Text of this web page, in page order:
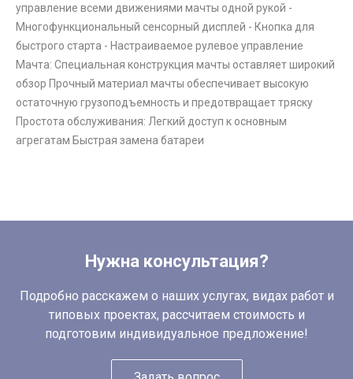
управление всеми движениями мачты одной рукой -
Многофункциональный сенсорный дисплей - Кнопка для
быстрого старта - Настраиваемое рулевое управление
Мачта: Специальная конструкция мачты оставляет широкий
обзор Прочный материал мачты обеспечивает высокую
остаточную грузоподъемность и предотвращает тряску
Простота обслуживания: Легкий доступ к основным
агрегатам Быстрая замена батареи
Нужна консультация?
Подробно расскажем о наших услугах, видах работ и
типовых проектах, рассчитаем стоимость и
подготовим индивидуальное предложение!